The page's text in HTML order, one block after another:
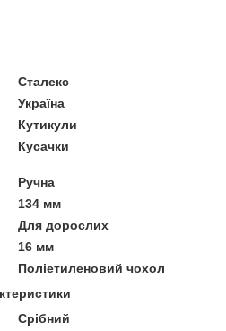
Сталекс
Україна
Кутикули
Кусачки
Ручна
134 мм
Для дорослих
16 мм
Поліетиленовий чохол
Срібний